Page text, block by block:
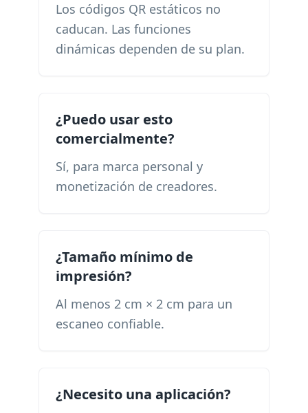
Los códigos QR estáticos no
caducan. Las funciones
dinámicas dependen de su plan.
¿Puedo usar esto
comercialmente?
Sí, para marca personal y
monetización de creadores.
¿Tamaño mínimo de
impresión?
Al menos 2 cm × 2 cm para un
escaneo confiable.
¿Necesito una aplicación?